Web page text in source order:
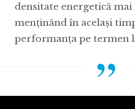
densitate energetică mai
menținând în același
performanța pe termen